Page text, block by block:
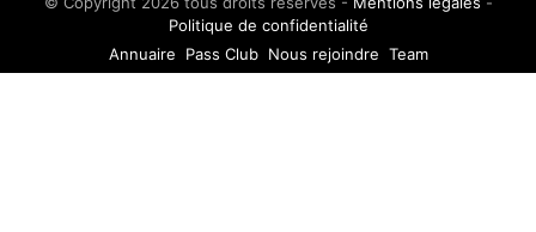
Politique de confidentialité
Annuaire
Pass Club Nous rejoindre Team